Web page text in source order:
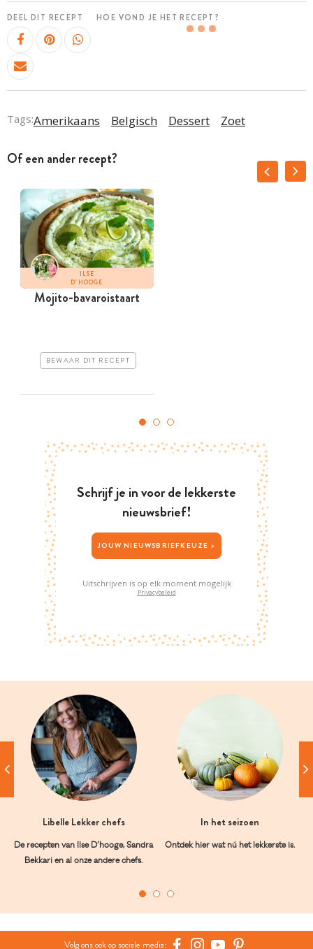
DEEL DIT RECEPT HOE VOND JE HET RECEPT?
Tags:Amerikaans Belgisch Dessert Zoet
Of een ander recept?
ILSE
D'HOOGE
Mojito-bavaroistaart
BEWAAR DIT RECEPT
Schrijf je in voor de lekkerste
nieuwsbrief!
JOUW NIEUWSBRIEFKEUZE >
Uitschrijven is op elk moment mogelijk
Privacybeleid
Libelle Lekker chefs
De recepten van Ilse D’hooge, Sandra
Bekkari en al onze andere chefs.
In het seizoen
Ontdek hier wat nú het lekkerste is.
Volg ons ook op sociale media: